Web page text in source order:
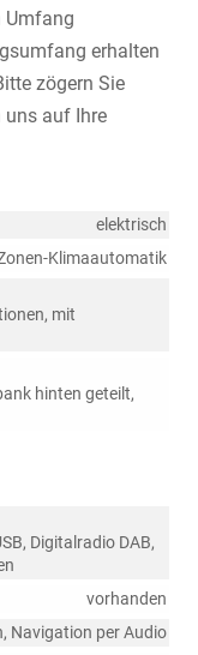
Umfang
erhalten
zögern Sie
uns auf Ihre
elektrisch
Klimaautomatik
mit
hinten geteilt,
Digitalradio DAB,
vorhanden
Navigation per Audio